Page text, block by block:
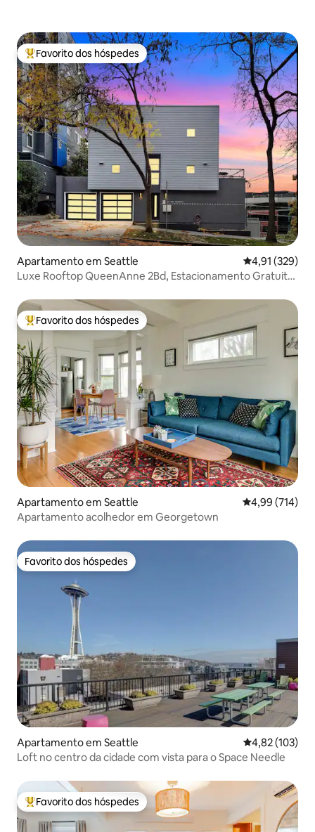
Favoritos dos hóspedes mais apreciados
Favorito dos hóspedes
Apartamento em Seattle Classificação
4,91 (329)
Luxe Rooftop QueenAnne 2Bd, Estacionamento Gratuito,
Favoritos dos hóspedes mais apreciados
Favorito dos hóspedes
Apartamento em Seattle Classificação
4,99 (714)
Apartamento acolhedor em Georgetown
Favorito dos hóspedes
Favorito dos hóspedes
Apartamento em Seattle Classificação
4,82 (103)
Loft no centro da cidade com vista para o Space Needle
Favoritos dos hóspedes mais apreciados
Favorito dos hóspedes